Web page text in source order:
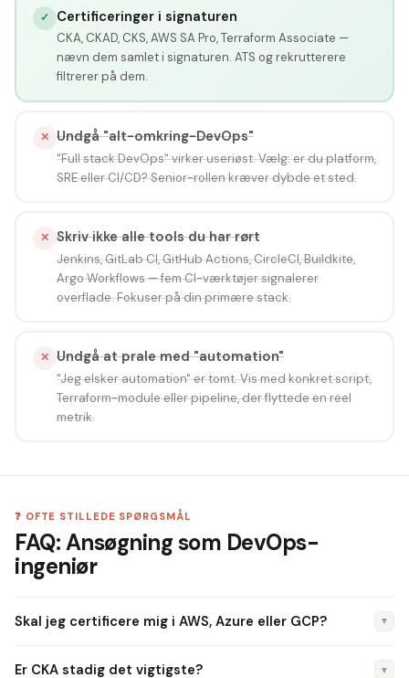
✓ Certificeringer i signaturen
CKA, CKAD, CKS, AWS SA Pro, Terraform Associate —
nævn dem samlet i signaturen. ATS og rekrutterere
filtrerer på dem.
✕ Undgå "alt-omkring-DevOps"
"Full stack DevOps" virker useriøst. Vælg: er du platform,
SRE eller CI/CD? Senior-rollen kræver dybde et sted.
✕ Skriv ikke alle tools du har rørt
Jenkins, GitLab CI, GitHub Actions, CircleCI, Buildkite,
Argo Workflows — fem CI-værktøjer signalerer
overflade. Fokuser på din primære stack.
✕ Undgå at prale med "automation"
"Jeg elsker automation" er tomt. Vis med konkret script,
Terraform-module eller pipeline, der flyttede en reel
metrik.
❓ OFTE STILLEDE SPØRGSMÅL
FAQ: Ansøgning som DevOps-
ingeniør
Skal jeg certificere mig i AWS, Azure eller GCP? ▼
Er CKA stadig det vigtigste? ▼